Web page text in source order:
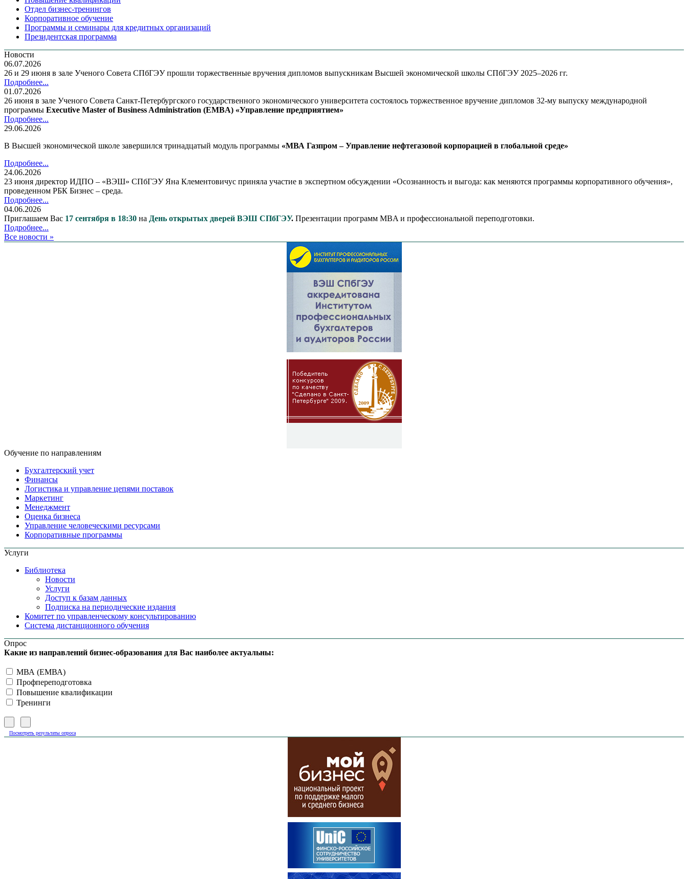
Отдел бизнес-тренингов
Корпоративное обучение
Программы и семинары для кредитных организаций
Президентская программа
Новости
06.07.2026
26 и 29 июня в зале Ученого Совета СПбГЭУ прошли торжественные вручения дипломов выпускникам Высшей экономической школы СПбГЭУ 2025–2026 гг.
Подробнее...
01.07.2026
26 июня в зале Ученого Совета Санкт-Петербургского государственного экономического университета состоялось торжественное вручение дипломов 32-му выпуску международной
программы Executive Master of Business Administration (EMBA) «Управление предприятием»
Подробнее...
29.06.2026
В Высшей экономической школе завершился тринадцатый модуль программы «МВА Газпром – Управление нефтегазовой корпорацией в глобальной среде»
Подробнее...
24.06.2026
23 июня директор ИДПО – «ВЭШ» СПбГЭУ Яна Клементовичус приняла участие в экспертном обсуждении «Осознанность и выгода: как меняются программы корпоративного обучения»,
проведенном РБК Бизнес – среда.
Подробнее...
04.06.2026
Приглашаем Вас 17 сентября в 18:30 на День открытых дверей ВЭШ СПбГЭУ. Презентации программ MBA и профессиональной переподготовки.
Подробнее...
Все новости »
Обучение по направлениям
Бухгалтерский учет
Финансы
Логистика и управление цепями поставок
Маркетинг
Менеджмент
Оценка бизнеса
Управление человеческими ресурсами
Корпоративные программы
Услуги
Библиотека
Новости
Услуги
Доступ к базам данных
Подписка на периодические издания
Комитет по управленческому консультированию
Система дистанционного обучения
Опрос
Какие из направлений бизнес-образования для Вас наиболее актуальны:
МВА (ЕМВА)
Профпереподготовка
Повышение квалификации
Тренинги
Посмотреть результаты опроса